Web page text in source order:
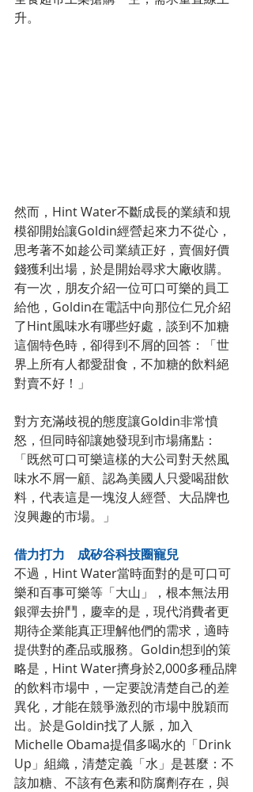
升。
然而，Hint Water不斷成長的業績和規
模卻開始讓Goldin經營起來力不從心，
思考著不如趁公司業績正好，賣個好價
錢獲利出場，於是開始尋求大廠收購。
有一次，朋友介紹一位可口可樂的員工
給他，Goldin在電話中向那位仁兄介紹
了Hint風味水有哪些好處，談到不加糖
這個特色時，卻得到不屑的回答：「世
界上所有人都愛甜食，不加糖的飲料絕
對賣不好！」
對方充滿歧視的態度讓Goldin非常憤
怒，但同時卻讓她發現到市場痛點：
「既然可口可樂這樣的大公司對天然風
味水不屑一顧、認為美國人只愛喝甜飲
料，代表這是一塊沒人經營、大品牌也
沒興趣的市場。」
借力打力　成矽谷科技圈寵兒
不過，Hint Water當時面對的是可口可
樂和百事可樂等「大山」，根本無法用
銀彈去拚鬥，慶幸的是，現代消費者更
期待企業能真正理解他們的需求，適時
提供對的產品或服務。Goldin想到的策
略是，Hint Water擠身於2,000多種品牌
的飲料市場中，一定要說清楚自己的差
異化，才能在競爭激烈的市場中脫穎而
出。於是Goldin找了人脈，加入
Michelle Obama提倡多喝水的「Drink
Up」組織，清楚定義「水」是甚麼：不
該加糖、不該有色素和防腐劑存在，與